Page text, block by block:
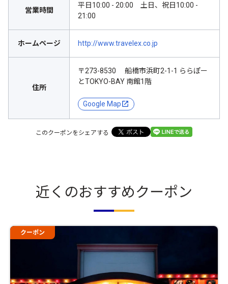
営業時間
平日10:00 - 20:00 土日、祝日10:00 -
21:00
ホームページ http://www.travelex.co.jp
住所
〒273-8530 船橋市浜町2-1-1 ららぽー
とTOKYO-BAY 南館1階
Google Map
このクーポンをシェアする
近くのおすすめクーポン
クーポン